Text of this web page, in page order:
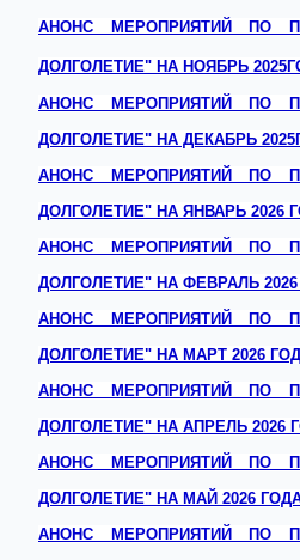
АНОНС МЕРОПРИЯТИЙ ПО
ДОЛГОЛЕТИЕ" НА НОЯБРЬ
АНОНС МЕРОПРИЯТИЙ ПО
ДОЛГОЛЕТИЕ" НА ДЕКАБРЬ
АНОНС МЕРОПРИЯТИЙ ПО
ДОЛГОЛЕТИЕ" НА ЯНВАРЬ 2026
АНОНС МЕРОПРИЯТИЙ ПО
ДОЛГОЛЕТИЕ" НА ФЕВРАЛЬ
АНОНС МЕРОПРИЯТИЙ ПО
ДОЛГОЛЕТИЕ" НА МАРТ 2026
АНОНС МЕРОПРИЯТИЙ ПО
ДОЛГОЛЕТИЕ" НА АПРЕЛЬ 2026
АНОНС МЕРОПРИЯТИЙ ПО
ДОЛГОЛЕТИЕ" НА МАЙ 2026
АНОНС МЕРОПРИЯТИЙ ПО